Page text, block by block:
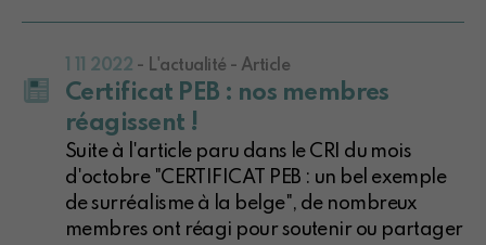
1 11 2022 - L'actualité - Article
Certificat PEB : nos membres
réagissent !
Suite à l'article paru dans le CRI du mois
d'octobre "CERTIFICAT PEB : un bel exemple
de surréalisme à la belge", de nombreux
membres ont réagi pour soutenir ou partager